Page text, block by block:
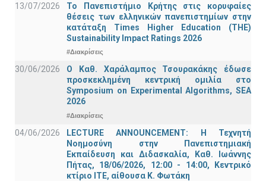
13/07/2026
Το Πανεπιστήμιο Κρήτης στις κορυφαίες
θέσεις των ελληνικών πανεπιστημίων στην
κατάταξη Times Higher Education (ΤΗΕ)
Sustainability Impact Ratings 2026
#Διακρίσεις
30/06/2026
Ο Καθ. Χαράλαμπος Τσουρακάκης έδωσε
προσκεκλημένη κεντρική ομιλία στο
Symposium on Experimental Algorithms, SEA
2026
#Διακρίσεις
04/06/2026
LECTURE ANNOUNCEMENT: Η Τεχνητή
Νοημοσύνη στην Πανεπιστημιακή
Εκπαίδευση και Διδασκαλία, Καθ. Ιωάννης
Πήτας, 18/06/2026, 12:00 - 14:00, Κεντρικό
κτίριο ΙΤΕ, αίθουσα Κ. Φωτάκη